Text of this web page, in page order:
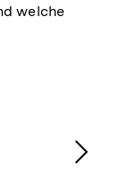
welche